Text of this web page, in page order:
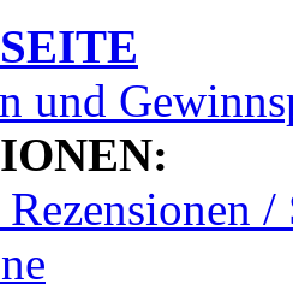
und
/